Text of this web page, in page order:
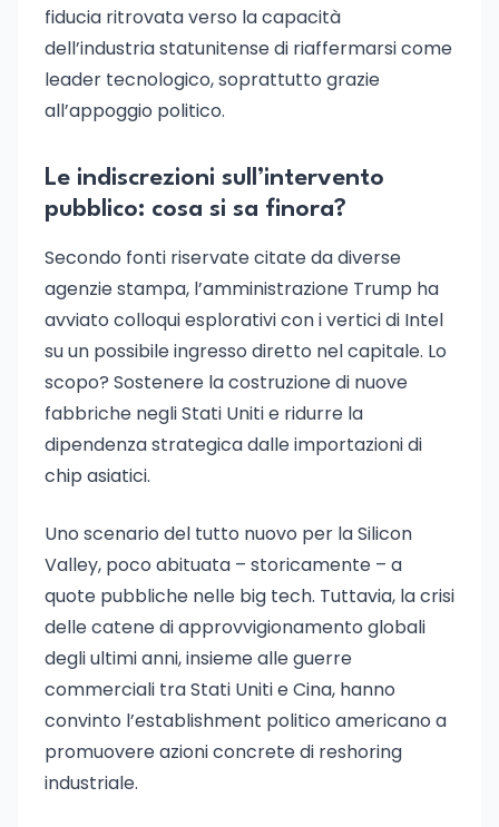
fiducia ritrovata verso la capacità
dell’industria statunitense di riaffermarsi come
leader tecnologico, soprattutto grazie
all’appoggio politico.
Le indiscrezioni sull’intervento
pubblico: cosa si sa finora?
Secondo fonti riservate citate da diverse
agenzie stampa, l’amministrazione Trump ha
avviato colloqui esplorativi con i vertici di Intel
su un possibile ingresso diretto nel capitale. Lo
scopo? Sostenere la costruzione di nuove
fabbriche negli Stati Uniti e ridurre la
dipendenza strategica dalle importazioni di
chip asiatici.
Uno scenario del tutto nuovo per la Silicon
Valley, poco abituata – storicamente – a
quote pubbliche nelle big tech. Tuttavia, la crisi
delle catene di approvvigionamento globali
degli ultimi anni, insieme alle guerre
commerciali tra Stati Uniti e Cina, hanno
convinto l’establishment politico americano a
promuovere azioni concrete di reshoring
industriale.